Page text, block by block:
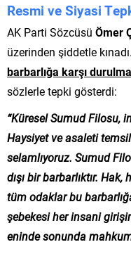
Resmi ve Siyasi
AK Parti Sözcüsü Ömer
üzerinden şiddetle
barbarlığa karşı
sözlerle tepki gösterdi:
“Küresel Sumud Filosu,
Haysiyet ve asaleti
selamlıyoruz. Sumud
dışı bir barbarlıktır.
tüm odaklar bu
şebekesi her insani
eninde sonunda